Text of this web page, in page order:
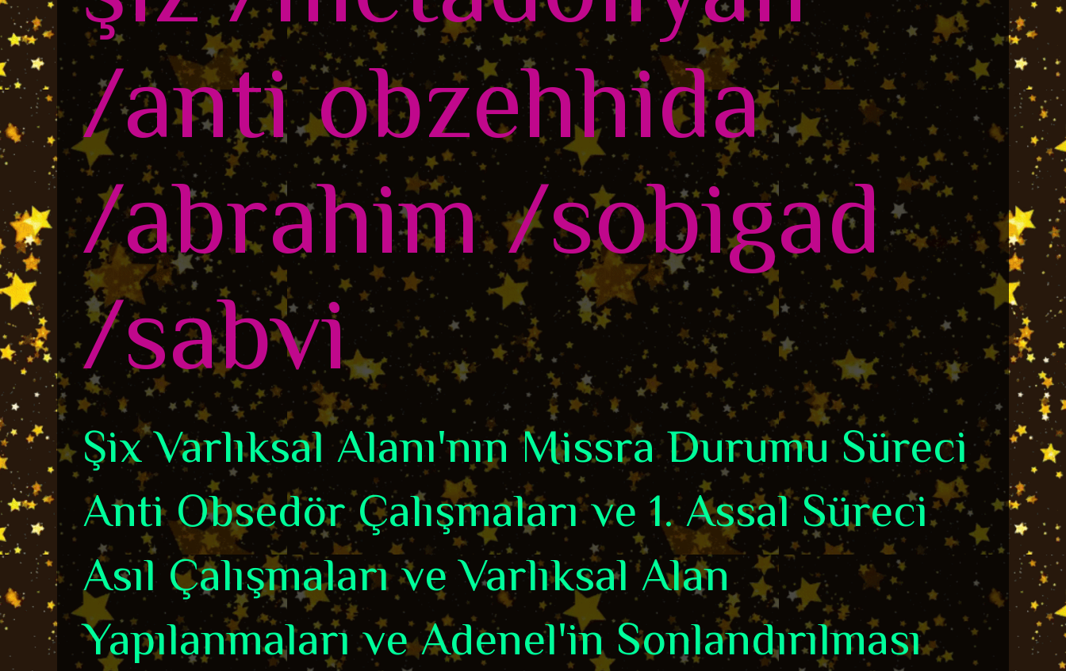
/anti obzehhida
/abrahim /sobigad
/sabvi
Şix Varlıksal Alanı'nın Missra Durumu Süreci
Anti Obsedör Çalışmaları ve 1. Assal Süreci
Asıl Çalışmaları ve Varlıksal Alan
Yapılanmaları ve Adenel'in Sonlandırılması